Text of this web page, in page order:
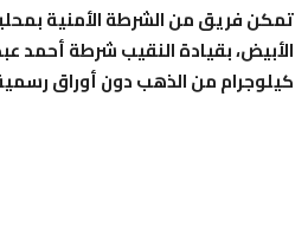
تمكن فريق من الشرطة الأمنية
كيلوجرام من الذهب دون أوراق